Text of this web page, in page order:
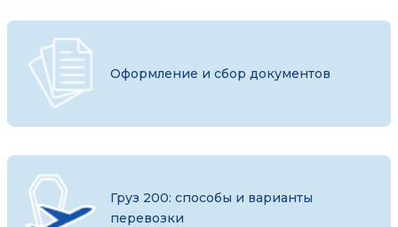
Оформление и сбор документов
Груз 200: способы и варианты
перевозки